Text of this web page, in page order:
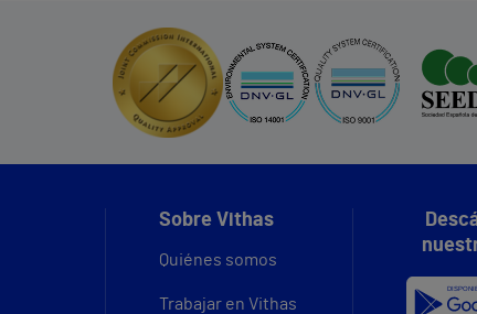
Sobre Vithas
Quiénes somos
Trabajar en Vithas